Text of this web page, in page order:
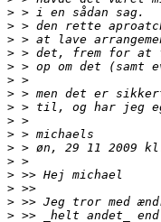
>
>
>
>
>
>
>
>
>
>
>
>
>
>
>
>